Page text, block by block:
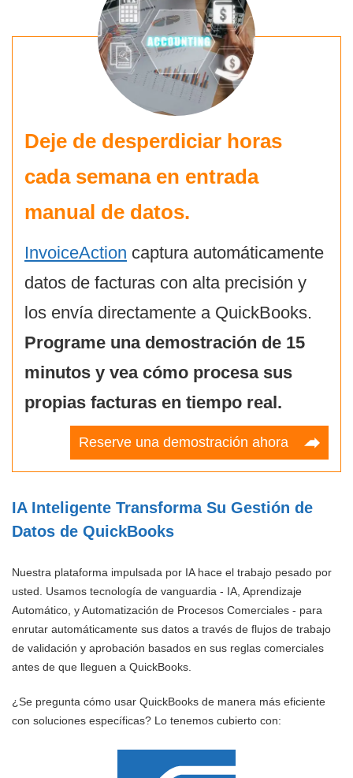
Deje de desperdiciar horas
cada semana en entrada
manual de datos.
InvoiceAction captura automáticamente
datos de facturas con alta precisión y
los envía directamente a QuickBooks.
Programe una demostración de 15
minutos y vea cómo procesa sus
propias facturas en tiempo real.
Reserve una demostración ahora
IA Inteligente Transforma Su Gestión de
Datos de QuickBooks
Nuestra plataforma impulsada por IA hace el trabajo pesado por
usted. Usamos tecnología de vanguardia - IA, Aprendizaje
Automático, y Automatización de Procesos Comerciales - para
enrutar automáticamente sus datos a través de flujos de trabajo
de validación y aprobación basados en sus reglas comerciales
antes de que lleguen a QuickBooks.
¿Se pregunta cómo usar QuickBooks de manera más eficiente
con soluciones específicas? Lo tenemos cubierto con: